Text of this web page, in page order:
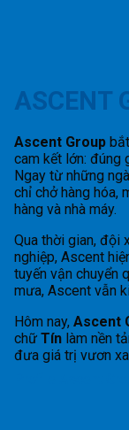
ASCENT
Ascent Group
cam kết lớn: đúng
Ngay từ những
chỉ chở hàng hóa,
hàng và nhà máy.
Qua thời gian, đội
nghiệp, Ascent
tuyến vận chuyển
mưa, Ascent vẫn
Hôm nay, Ascent
chữ Tín làm nền
đưa giá trị vươn